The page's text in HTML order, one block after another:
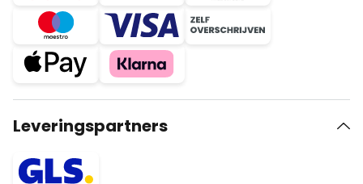
Leveringspartners